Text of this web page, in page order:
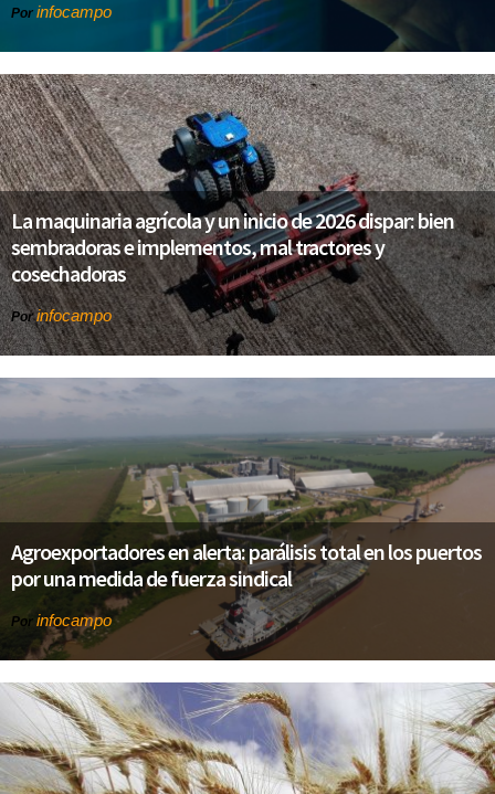
Por infocampo
La maquinaria agrícola y un inicio de 2026 dispar: bien
sembradoras e implementos, mal tractores y
cosechadoras
Porinfocampo
Agroexportadores en alerta: parálisis total en los puertos
por una medida de fuerza sindical
Por infocampo